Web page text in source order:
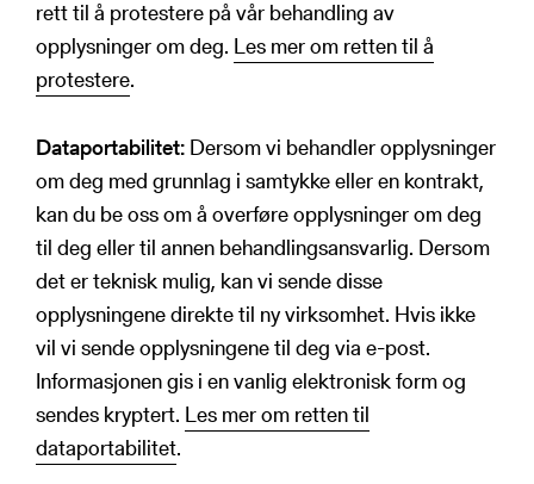
rett til å protestere på vår behandling av
opplysninger om deg. Les mer om retten til å
protestere.
Dataportabilitet: Dersom vi behandler opplysninger
om deg med grunnlag i samtykke eller en kontrakt,
kan du be oss om å overføre opplysninger om deg
til deg eller til annen behandlingsansvarlig. Dersom
det er teknisk mulig, kan vi sende disse
opplysningene direkte til ny virksomhet. Hvis ikke
vil vi sende opplysningene til deg via e-post.
Informasjonen gis i en vanlig elektronisk form og
sendes kryptert. Les mer om retten til
dataportabilitet.